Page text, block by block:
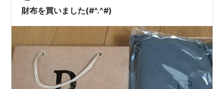
出来…
財布を買いました(#^.^#)